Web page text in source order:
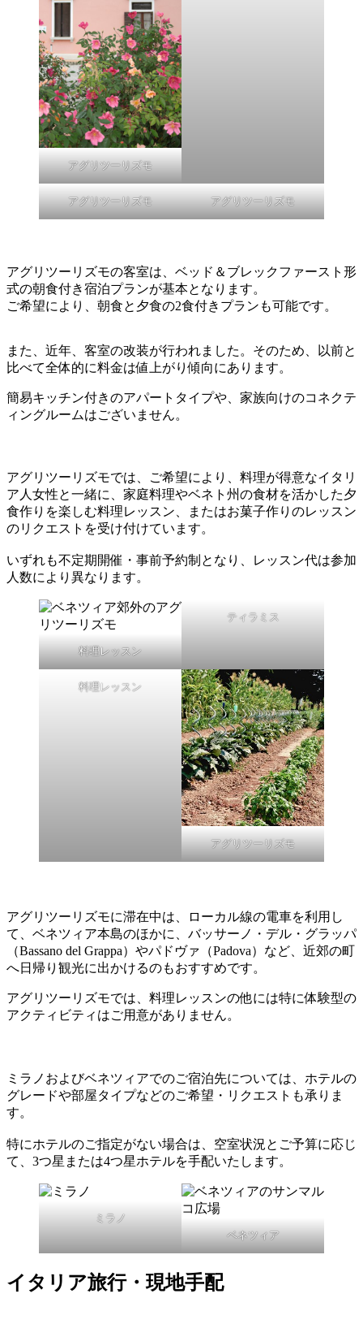
アグリツーリズモ
アグリツーリズモ アグリツーリズモ
アグリツーリズモの客室は、ベッド＆ブレックファースト形
式の朝食付き宿泊プランが基本となります。
ご希望により、朝食と夕食の2食付きプランも可能です。
また、近年、客室の改装が行われました。そのため、以前と
比べて全体的に料金は値上がり傾向にあります。
簡易キッチン付きのアパートタイプや、家族向けのコネクテ
ィングルームはございません。
アグリツーリズモでは、ご希望により、料理が得意なイタリ
ア人女性と一緒に、家庭料理やベネト州の食材を活かした夕
食作りを楽しむ料理レッスン、またはお菓子作りのレッスン
のリクエストを受け付けています。
いずれも不定期開催・事前予約制となり、レッスン代は参加
人数により異なります。
料理レッスン
ティラミス
料理レッスン
アグリツーリズモ
アグリツーリズモに滞在中は、ローカル線の電車を利用し
て、ベネツィア本島のほかに、バッサーノ・デル・グラッパ
（Bassano del Grappa）やパドヴァ（Padova）など、近郊の町
へ日帰り観光に出かけるのもおすすめです。
アグリツーリズモでは、料理レッスンの他には特に体験型の
アクティビティはご用意がありません。
ミラノおよびベネツィアでのご宿泊先については、ホテルの
グレードや部屋タイプなどのご希望・リクエストも承りま
す。
特にホテルのご指定がない場合は、空室状況とご予算に応じ
て、3つ星または4つ星ホテルを手配いたします。
ミラノ
ベネツィア
イタリア旅行・現地手配